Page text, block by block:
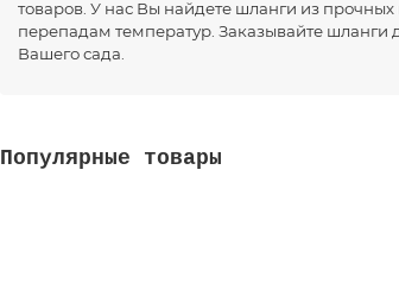
товаров. У нас Вы найдете шланги из
перепадам температур. Заказывайте шланги
Вашего сада.
Популярные товары